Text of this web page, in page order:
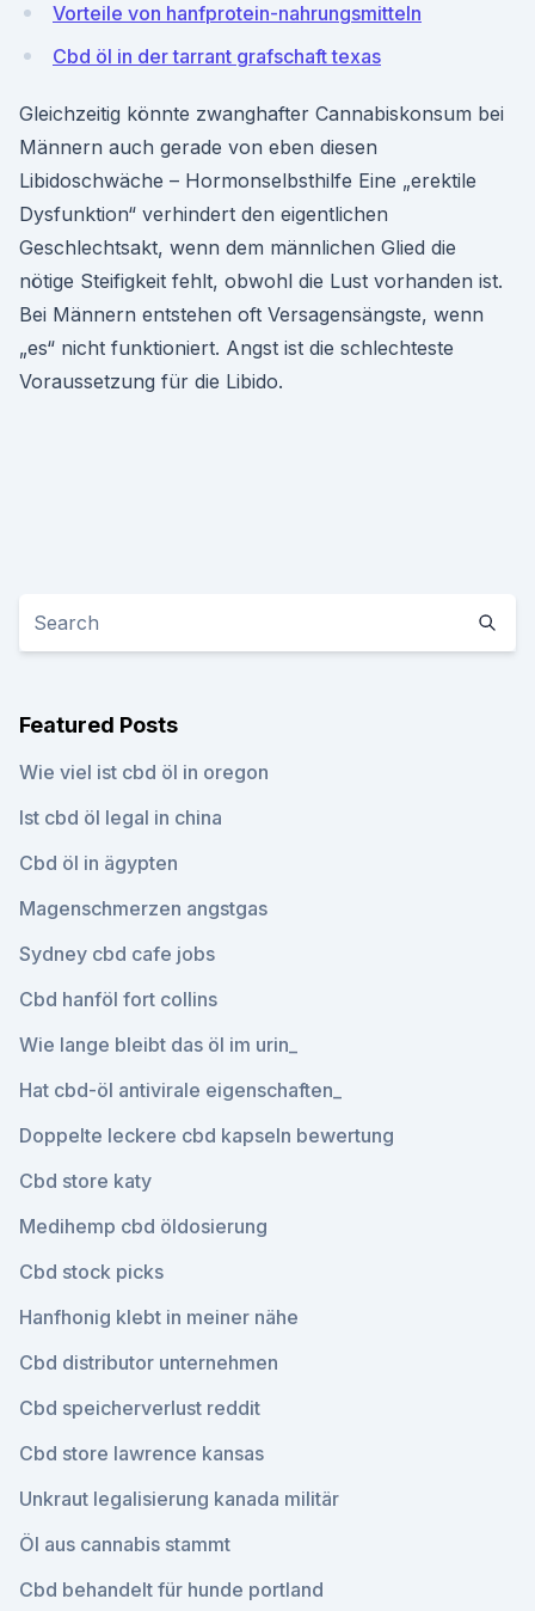
Vorteile von hanfprotein-nahrungsmitteln
Cbd öl in der tarrant grafschaft texas
Gleichzeitig könnte zwanghafter Cannabiskonsum bei
Männern auch gerade von eben diesen
Libidoschwäche – Hormonselbsthilfe Eine „erektile
Dysfunktion“ verhindert den eigentlichen
Geschlechtsakt, wenn dem männlichen Glied die
nötige Steifigkeit fehlt, obwohl die Lust vorhanden ist.
Bei Männern entstehen oft Versagensängste, wenn
„es“ nicht funktioniert. Angst ist die schlechteste
Voraussetzung für die Libido.
Featured Posts
Wie viel ist cbd öl in oregon
Ist cbd öl legal in china
Cbd öl in ägypten
Magenschmerzen angstgas
Sydney cbd cafe jobs
Cbd hanföl fort collins
Wie lange bleibt das öl im urin_
Hat cbd-öl antivirale eigenschaften_
Doppelte leckere cbd kapseln bewertung
Cbd store katy
Medihemp cbd öldosierung
Cbd stock picks
Hanfhonig klebt in meiner nähe
Cbd distributor unternehmen
Cbd speicherverlust reddit
Cbd store lawrence kansas
Unkraut legalisierung kanada militär
Öl aus cannabis stammt
Cbd behandelt für hunde portland